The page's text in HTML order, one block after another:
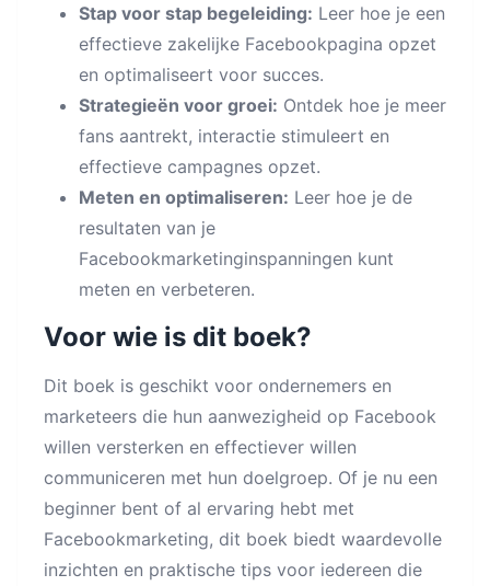
Stap voor stap begeleiding: Leer hoe je een
effectieve zakelijke Facebookpagina opzet
en optimaliseert voor succes.
Strategieën voor groei: Ontdek hoe je meer
fans aantrekt, interactie stimuleert en
effectieve campagnes opzet.
Meten en optimaliseren: Leer hoe je de
resultaten van je
Facebookmarketinginspanningen kunt
meten en verbeteren.
Voor wie is dit boek?
Dit boek is geschikt voor ondernemers en
marketeers die hun aanwezigheid op Facebook
willen versterken en effectiever willen
communiceren met hun doelgroep. Of je nu een
beginner bent of al ervaring hebt met
Facebookmarketing, dit boek biedt waardevolle
inzichten en praktische tips voor iedereen die